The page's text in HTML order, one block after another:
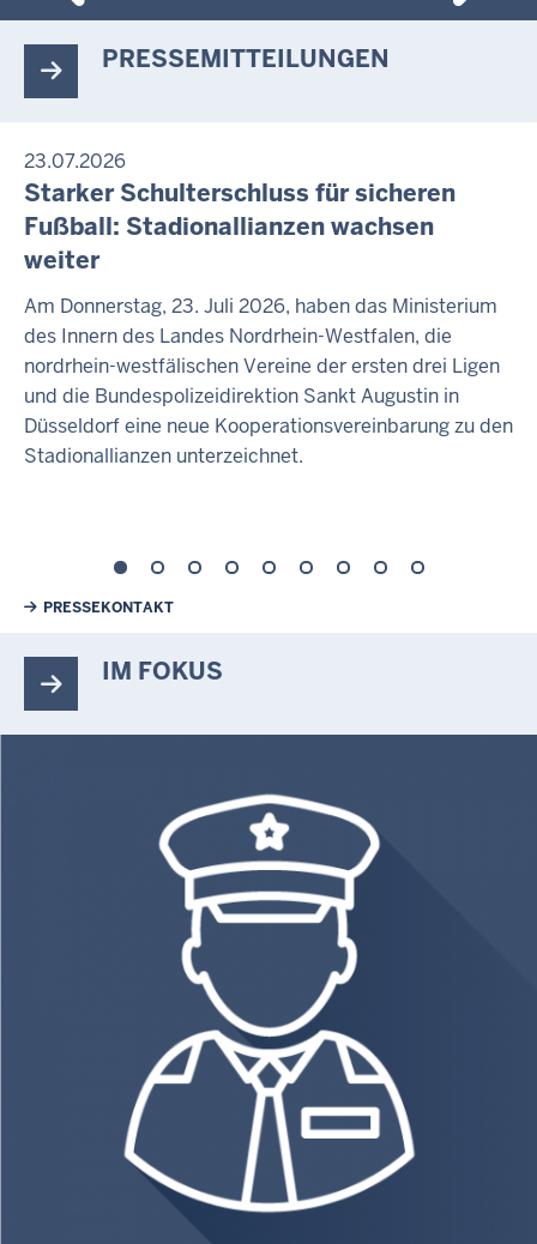
PRESSEMITTEILUNGEN
23.07.2026
Starker Schulterschluss für sicheren
Fußball: Stadionallianzen wachsen
weiter
Am Donnerstag, 23. Juli 2026, haben das Ministerium
des Innern des Landes Nordrhein-Westfalen, die
nordrhein-westfälischen Vereine der ersten drei Ligen
und die Bundespolizeidirektion Sankt Augustin in
Düsseldorf eine neue Kooperationsvereinbarung zu den
Stadionallianzen unterzeichnet.
Weiterführende Links
PRESSEKONTAKT
IM FOKUS